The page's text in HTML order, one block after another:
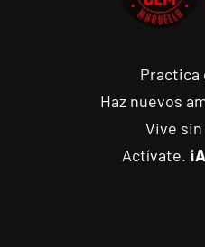
Practica
Haz nuevos
Vive
Actívate.